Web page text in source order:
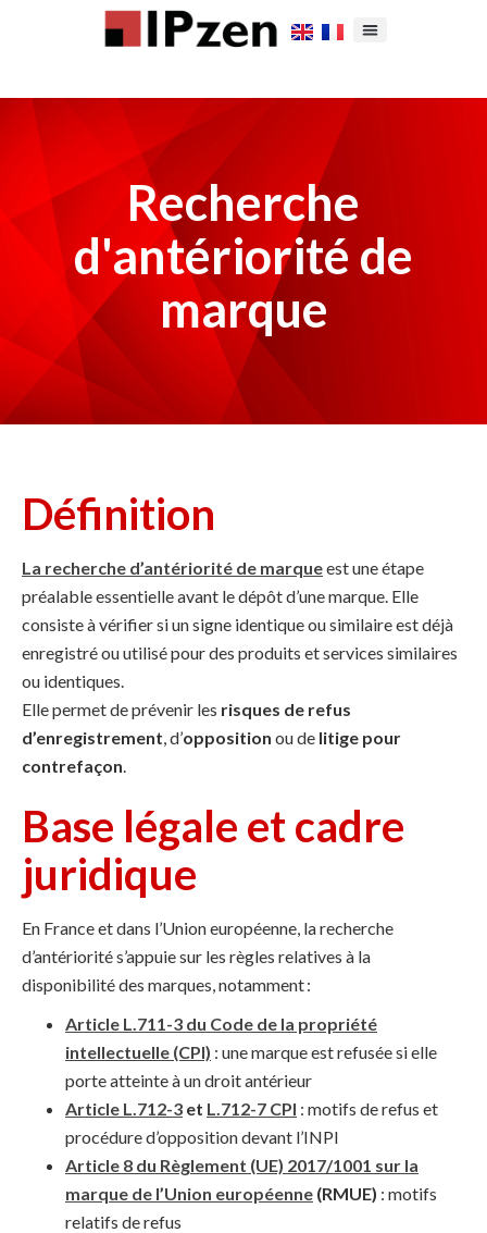
Recherche
d'antériorité de
marque
Définition
La recherche d’antériorité de marqueest une étape
préalable essentielle avant le dépôt d’une marque. Elle
consiste à vérifier si un signe identique ou similaire est déjà
enregistré ou utilisé pour des produits et services similaires
ou identiques.
Elle permet de prévenir les risques de refus
d’enregistrement, d’opposition ou de litige pour
contrefaçon.
Base légale et cadre
juridique
En France et dans l’Union européenne, la recherche
d’antériorité s’appuie sur les règles relatives à la
disponibilité des marques, notamment :
Article L.711-3 du Code de la propriété
intellectuelle (CPI) : une marque est refusée si elle
porte atteinte à un droit antérieur
Article L.712-3 et L.712-7 CPI : motifs de refus et
procédure d’opposition devant l’INPI
Article 8 du Règlement (UE) 2017/1001 sur la
marque de l’Union européenne (RMUE) : motifs
relatifs de refus